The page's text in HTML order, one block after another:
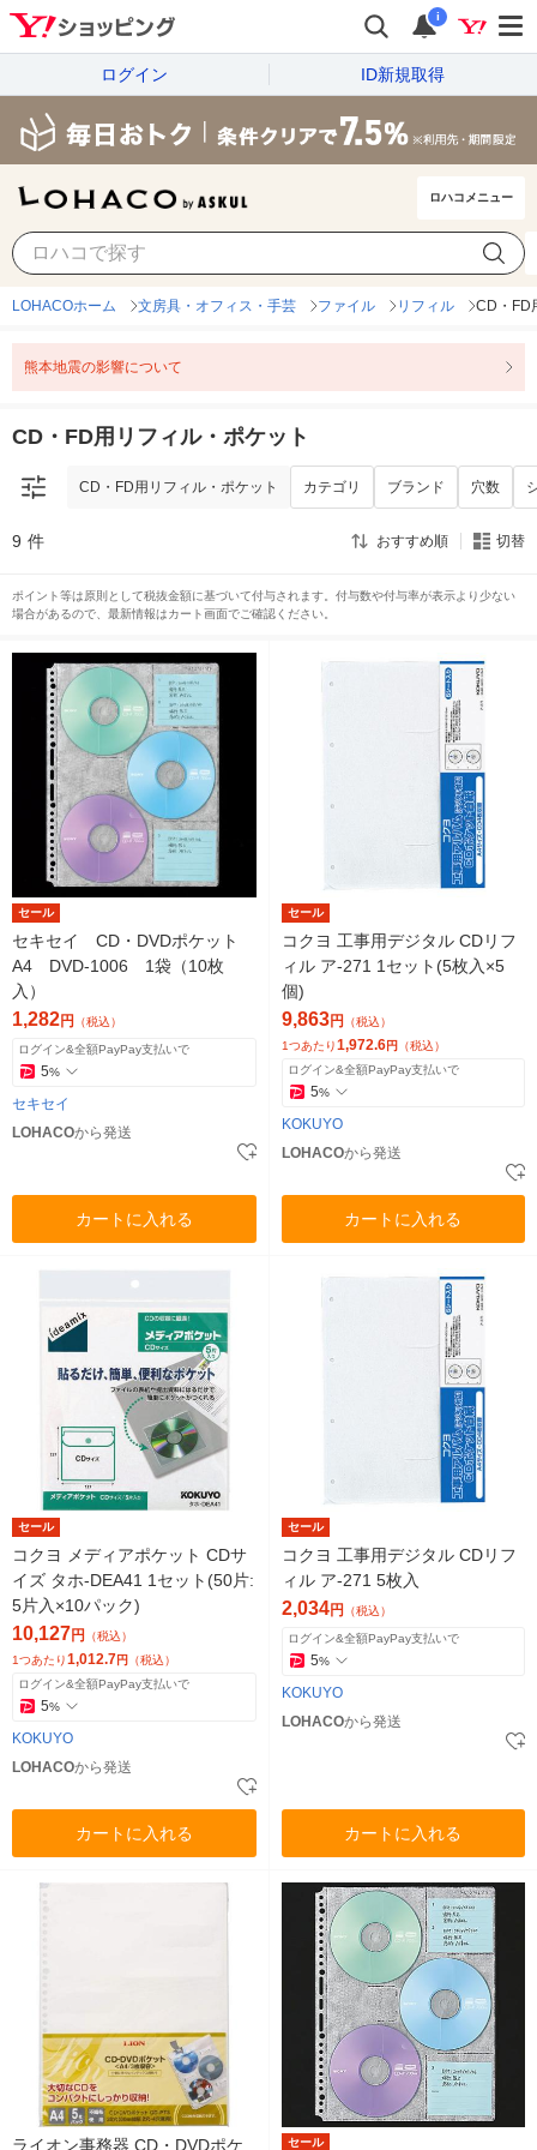
i
ログイン ID新規取得
ロハコメニュー
CD・FD用リフィル・ポケット
LOHACOホーム 文房具・オフィス・手芸 ファイル リフィル CD・FD
熊本地震の影響について
CD・FD用リフィル・ポケット
CD・FD用リフィル・ポケット カテゴリ ブランド 穴数
9 件 おすすめ順 切替
ポイント等は原則として税抜金額に基づいて付与されます。付与数や付与率が表示より少ない
場合があるので、最新情報はカート画面でご確認ください。
セール
セキセイ CD・DVDポケット
A4 DVD-1006 1袋（10枚
入）
1,282円 （税込）
ログイン&全額PayPay支払いで
5%
セキセイ
LOHACOから発送
カートに入れる
セール
コクヨ 工事用デジタル CDリフ
ィル ア-271 1セット(5枚入×5
個)
9,863円 （税込）
1つあたり1,972.6円 （税込）
ログイン&全額PayPay支払いで
5%
KOKUYO
LOHACOから発送
カートに入れる
セール
コクヨ メディアポケット CDサ
イズ タホ-DEA41 1セット(50片:
5片入×10パック)
10,127円
（税込）
1つあたり1,012.7円 （税込）
ログイン&全額PayPay支払いで
5%
KOKUYO
LOHACOから発送
カートに入れる
セール
コクヨ 工事用デジタル CDリフ
ィル ア-271 5枚入
2,034円 （税込）
ログイン&全額PayPay支払いで
5%
KOKUYO
LOHACOから発送
カートに入れる
ライオン事務器 CD・DVDポケ セール